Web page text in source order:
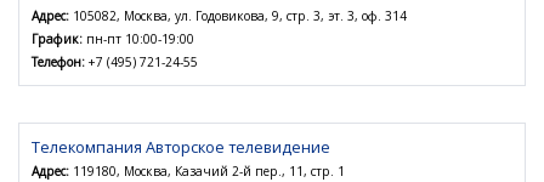
Адрес: 105082, Москва, ул. Годовикова, 9, стр. 3, эт. 3, оф. 314
График: пн-пт 10:00-19:00
Телефон: +7 (495) 721-24-55
Телекомпания Авторское телевидение
Адрес: 119180, Москва, Казачий 2-й пер., 11, стр. 1